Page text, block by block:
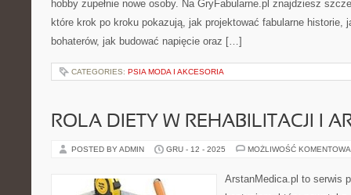
hobby zupełnie nowe osoby. Na GryFabularne.pl znajdziesz
które krok po kroku pokazują, jak projektować fabularne historie,
bohaterów, jak budować napięcie oraz […]
CATEGORIES: PSIA MODA I AKCESORIA
ROLA DIETY W REHABILITACJI I
POSTED BY ADMIN GRU - 12 - 2025 MOŻLIWOŚĆ
ArstanMedica.pl to serwis